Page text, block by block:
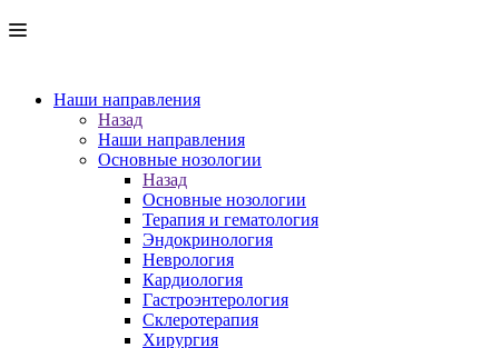
Наши направления
Назад
Наши направления
Основные нозологии
Назад
Основные нозологии
Терапия и гематология
Эндокринология
Неврология
Кардиология
Гастроэнтерология
Склеротерапия
Хирургия